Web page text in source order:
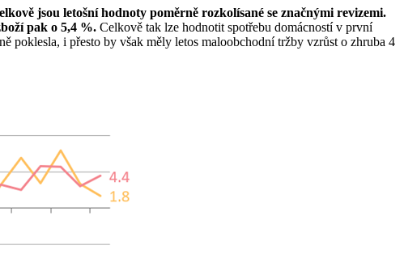
jsou letošní hodnoty poměrně rozkolísané se značnými revizemi.
pak o 5,4 %. Celkově tak lze hodnotit spotřebu domácností v první
poklesla, i přesto by však měly letos maloobchodní tržby vzrůst o zhruba 4